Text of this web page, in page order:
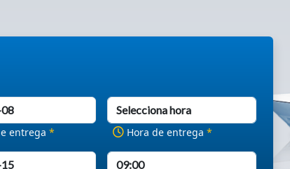
entrega* Hora de entrega *